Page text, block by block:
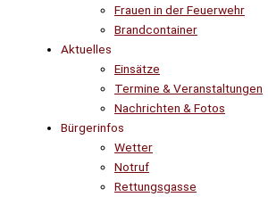
Frauen in der Feuerwehr
Brandcontainer
Aktuelles
Einsätze
Termine & Veranstaltungen
Nachrichten & Fotos
Bürgerinfos
Wetter
Notruf
Rettungsgasse